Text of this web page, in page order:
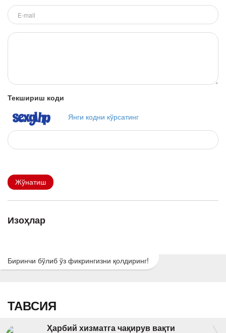
Текшириш коди
Янги кодни кўрсатинг
Жўнатиш
Изоҳлар
Биринчи бўлиб ўз фикрингизни қолдиринг!
ТАВСИЯ
Ҳарбий хизматга чақирув вақти